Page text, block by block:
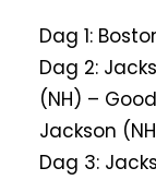
Dag 1:
Dag 2:
(NH) –
Jackson
Dag 3: